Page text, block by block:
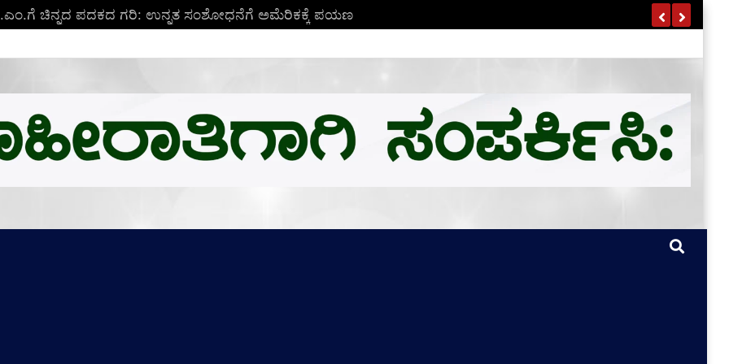
ಬಿ.ಎಂ.ಗೆ ಚಿನ್ನದ ಪದಕದ ಗರಿ: ಉನ್ನತ ಸಂಶೋಧನೆಗೆ ಅಮೆರಿಕಕ್ಕೆ ಪಯಣ